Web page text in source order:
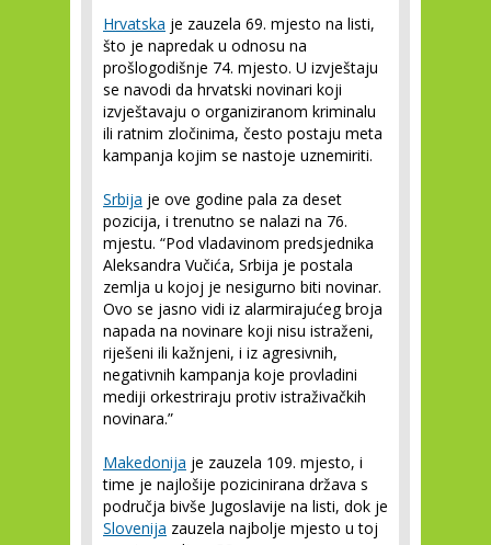
Hrvatska je zauzela 69. mjesto na listi,
što je napredak u odnosu na
prošlogodišnje 74. mjesto. U izvještaju
se navodi da hrvatski novinari koji
izvještavaju o organiziranom kriminalu
ili ratnim zločinima, često postaju meta
kampanja kojim se nastoje uznemiriti.
Srbija je ove godine pala za deset
pozicija, i trenutno se nalazi na 76.
mjestu. “Pod vladavinom predsjednika
Aleksandra Vučića, Srbija je postala
zemlja u kojoj je nesigurno biti novinar.
Ovo se jasno vidi iz alarmirajućeg broja
napada na novinare koji nisu istraženi,
riješeni ili kažnjeni, i iz agresivnih,
negativnih kampanja koje provladini
mediji orkestriraju protiv istraživačkih
novinara.”
Makedonija je zauzela 109. mjesto, i
time je najlošije pozicinirana država s
područja bivše Jugoslavije na listi, dok je
Slovenija zauzela najbolje mjesto u toj